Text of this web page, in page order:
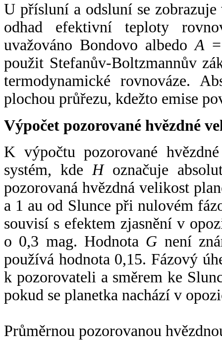
U přísluní a odsluní se
odhad efektivní teploty
uvažováno Bondovo albedoA
použit Stefanův-Boltzmannův
termodynamické rovnováze.
plochou průřezu, kdežto emise
Výpočet pozorované hvězdné
K výpočtu pozorované
systém, kde Hoznačuje
pozorovaná hvězdná velikost
a 1 au od Slunce při nulovém
souvisí s efektem zjasnění v
o 0,3 mag. Hodnota G není
používá hodnota 0,15. Fázový
k pozorovateli a směrem ke
pokud se planetka nachází v
Průměrnou pozorovanou